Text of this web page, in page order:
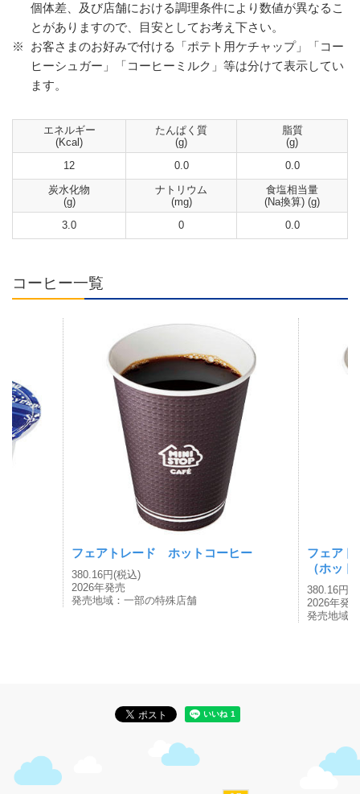
個体差、及び店舗における調理条件により数値が異なるこ
とがありますので、目安としてお考え下さい。
※
お客さまのお好みで付ける「ポテト用ケチャップ」「コー
ヒーシュガー」「コーヒーミルク」等は分けて表示してい
ます。
エネルギー
(Kcal)
12
たんぱく質
(g)
0.0
脂質
(g)
0.0
炭水化物
(g)
3.0
ナトリウム
(mg)
0
食塩相当量
(Na換算) (g)
0.0
コーヒー一覧
フェアトレード ホットコーヒー
380.16円(税込)
2026年発売
発売地域：一部の特殊店舗
フェア
（ホット
380.16円(
2026年発売
発売地域